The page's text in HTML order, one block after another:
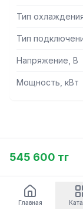
Тип
Тип
Напряжение, В
Мощность, кВт
545 600 тг
Главная